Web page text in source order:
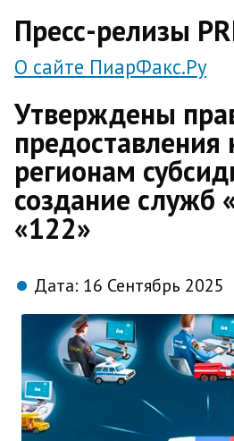
Пресс-релизы
О сайте ПиарФакс.Ру
Утверждены
регионам
создание служб
«122»
Дата: 16 Сентябрь 2025